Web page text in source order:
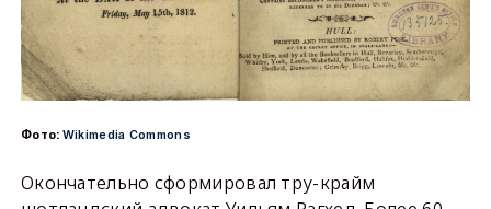
Фото: Wikimedia Commons
Окончательно сформировал тру-крайм